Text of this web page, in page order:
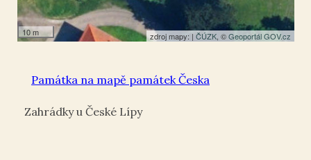
10 m zdroj mapy: | ČÚZK, ©Geoportál GOV.cz
Památka na mapě památek Česka
Zahrádky u České Lípy